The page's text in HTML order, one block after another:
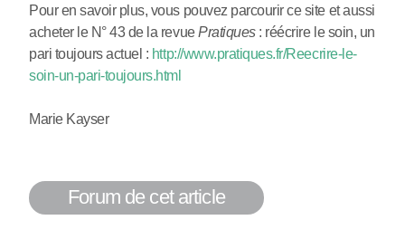
Pour en savoir plus, vous pouvez parcourir ce site et aussi
acheter le N° 43 de la revuePratiques: réécrire le soin, un
pari toujours actuel : http://www.pratiques.fr/Reecrire-le-
soin-un-pari-toujours.html
Marie Kayser
Forum de cet article